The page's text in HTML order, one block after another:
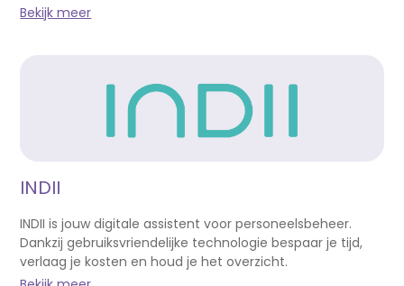
Bekijk meer
INDII
INDII is jouw digitale assistent voor personeelsbeheer.
Dankzij gebruiksvriendelijke technologie bespaar je tijd,
verlaag je kosten en houd je het overzicht.